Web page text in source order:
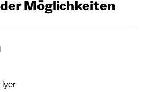
Möglichkeiten